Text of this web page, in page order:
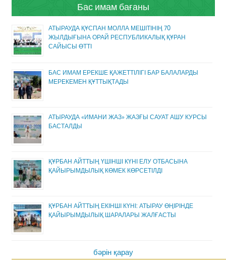
Бас имам бағаны
АТЫРАУДА ҚҰСПАН МОЛЛА МЕШІТІНІҢ 70
ЖЫЛДЫҒЫНА ОРАЙ РЕСПУБЛИКАЛЫҚ ҚҰРАН
САЙЫСЫ ӨТТІ
БАС ИМАМ ЕРЕКШЕ ҚАЖЕТТІЛІГІ БАР БАЛАЛАРДЫ
МЕРЕКЕМЕН ҚҰТТЫҚТАДЫ
АТЫРАУДА «ИМАНИ ЖАЗ» ЖАЗҒЫ САУАТ АШУ КУРСЫ
БАСТАЛДЫ
ҚҰРБАН АЙТТЫҢ ҮШІНШІ КҮНІ ЕЛУ ОТБАСЫНА
ҚАЙЫРЫМДЫЛЫҚ КӨМЕК КӨРСЕТІЛДІ
ҚҰРБАН АЙТТЫҢ ЕКІНШІ КҮНІ: АТЫРАУ ӨҢІРІНДЕ
ҚАЙЫРЫМДЫЛЫҚ ШАРАЛАРЫ ЖАЛҒАСТЫ
бәрін қарау